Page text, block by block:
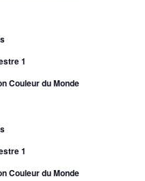
1
Couleur du Monde
1
Couleur du Monde